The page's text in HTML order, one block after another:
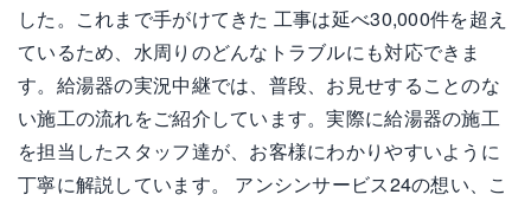
した。これまで手がけてきた 工事は延べ30,000件を超え
ているため、水周りのどんなトラブルにも対応できま
す。給湯器の実況中継では、普段、お見せすることのな
い施工の流れをご紹介しています。実際に給湯器の施工
を担当したスタッフ達が、お客様にわかりやすいように
丁寧に解説しています。 アンシンサービス24の想い、こ